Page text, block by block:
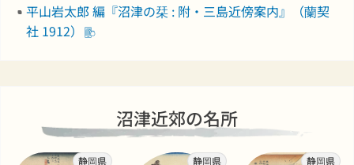
平山岩太郎 編『沼津の栞 : 附・三島近傍案内』（蘭契
社 1912）
沼津近郊の名所
静岡県 静岡県 静岡県